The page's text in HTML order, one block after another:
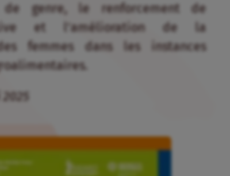
de genre, le renforcement de
et l’amélioration de la
femmes dans les instances